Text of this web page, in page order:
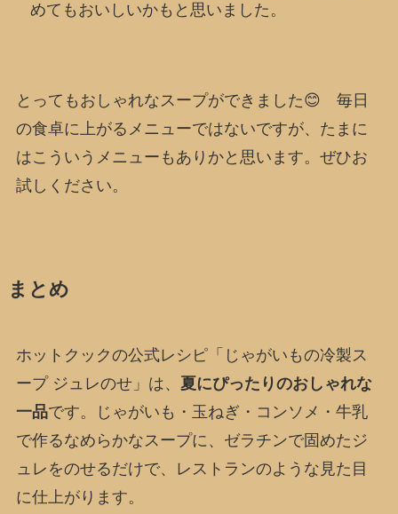
めてもおいしいかもと思いました。
とってもおしゃれなスープができました😊 毎日
の食卓に上がるメニューではないですが、たまに
はこういうメニューもありかと思います。ぜひお
試しください。
まとめ
ホットクックの公式レシピ「じゃがいもの冷製ス
ープ ジュレのせ」は、 夏にぴったりのおしゃれな
一品です。じゃがいも・玉ねぎ・コンソメ・牛乳
で作るなめらかなスープに、ゼラチンで固めたジ
ュレをのせるだけで、レストランのような見た目
に仕上がります。